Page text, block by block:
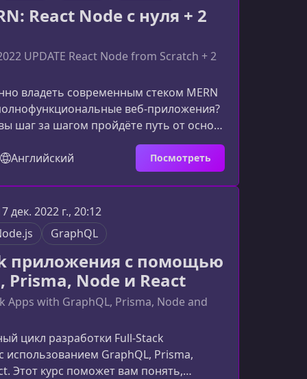
React Node с нуля + 2
UPDATE React Node from Scratch + 2
владеть современным стеком MERN
веб‑приложения?
шаг за шагом пройдёте путь от основ
собственного API на Node.js и
на React. Материал
понятно и с упором на
вы не просто повторяли код, а
понимали, как работает
делает этот курс по MERN
уникальным
Английский Посмотреть
дек. 2022 г., 20:12
GraphQL
приложения с помощью
Prisma, Node и React
Apps with GraphQL, Prisma, Node and
цикл разработки Full‑Stack
использованием GraphQL, Prisma,
Этот курс поможет вам понять,